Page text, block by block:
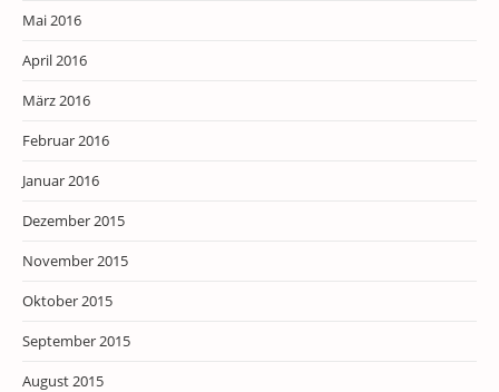
Mai 2016
April 2016
März 2016
Februar 2016
Januar 2016
Dezember 2015
November 2015
Oktober 2015
September 2015
August 2015